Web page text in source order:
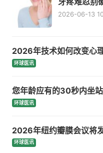
2026-06-13
2026年技术如何改变心
环球医讯
您年龄应有的30秒内坐
环球医讯
2026年纽约瓣膜会议将
环球医讯